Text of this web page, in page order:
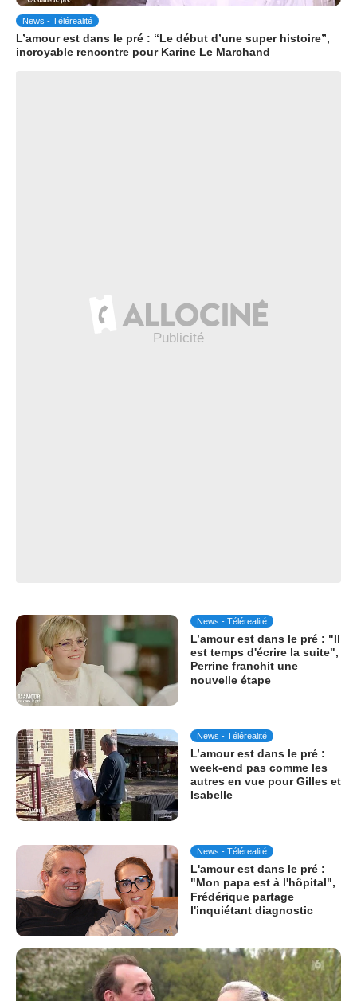
News - Télérealité
L’amour est dans le pré : “Le début d’une super histoire”,
incroyable rencontre pour Karine Le Marchand
News - Télérealité
L’amour est dans le pré : "Il
est temps d'écrire la suite",
Perrine franchit une
nouvelle étape
News - Télérealité
L’amour est dans le pré :
week-end pas comme les
autres en vue pour Gilles et
Isabelle
News - Télérealité
L'amour est dans le pré :
"Mon papa est à l'hôpital",
Frédérique partage
l'inquiétant diagnostic